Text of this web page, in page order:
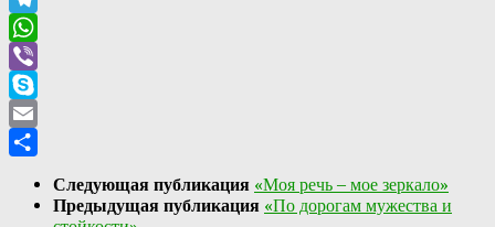
Telegram
WhatsApp
Viber
Skype
Email
Следующая публикация «Моя речь – мое зеркало»
Предыдущая публикация «По дорогам мужества и